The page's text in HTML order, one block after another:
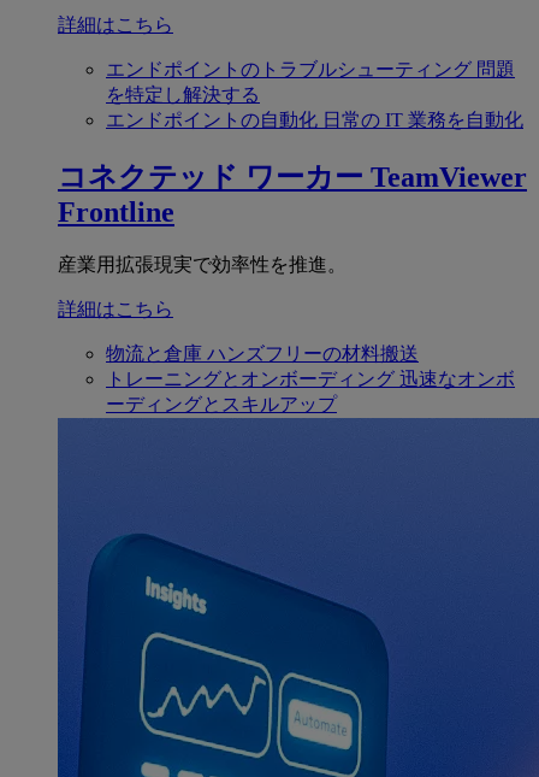
詳細はこちら
エンドポイントのトラブルシューティング 問題
を特定し解決する
エンドポイントの自動化 日常の IT 業務を自動化
コネクテッド ワーカー TeamViewer
Frontline
産業用拡張現実で効率性を推進。
詳細はこちら
物流と倉庫 ハンズフリーの材料搬送
トレーニングとオンボーディング 迅速なオンボ
ーディングとスキルアップ